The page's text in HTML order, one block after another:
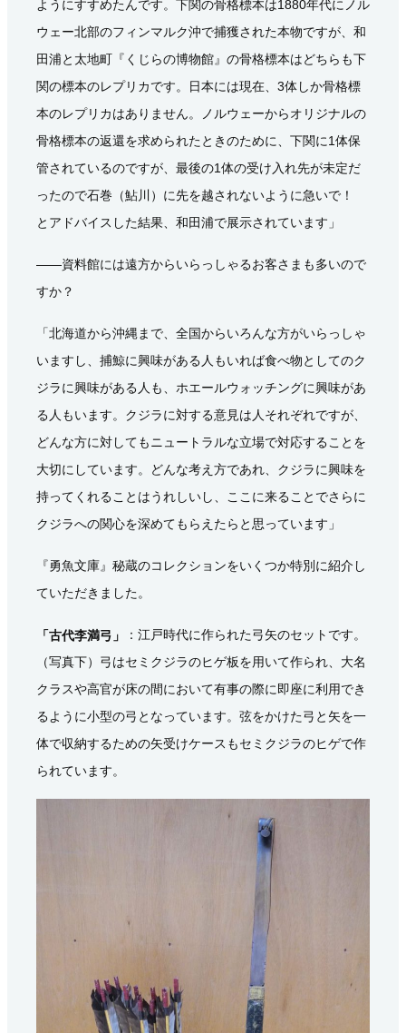
ようにすすめたんです。下関の骨格標本は1880年代にノル
ウェー北部のフィンマルク沖で捕獲された本物ですが、和
田浦と太地町『くじらの博物館』の骨格標本はどちらも下
関の標本のレプリカです。日本には現在、3体しか骨格標
本のレプリカはありません。ノルウェーからオリジナルの
骨格標本の返還を求められたときのために、下関に1体保
管されているのですが、最後の1体の受け入れ先が未定だ
ったので石巻（鮎川）に先を越されないように急いで！
とアドバイスした結果、和田浦で展示されています」
――資料館には遠方からいらっしゃるお客さまも多いので
すか？
「北海道から沖縄まで、全国からいろんな方がいらっしゃ
いますし、捕鯨に興味がある人もいれば食べ物としてのク
ジラに興味がある人も、ホエールウォッチングに興味があ
る人もいます。クジラに対する意見は人それぞれですが、
どんな方に対してもニュートラルな立場で対応することを
大切にしています。どんな考え方であれ、クジラに興味を
持ってくれることはうれしいし、ここに来ることでさらに
クジラへの関心を深めてもらえたらと思っています」
『勇魚文庫』秘蔵のコレクションをいくつか特別に紹介し
ていただきました。
「古代李満弓」
：江戸時代に作られた弓矢のセットです。
（写真下）弓はセミクジラのヒゲ板を用いて作られ、大名
クラスや高官が床の間において有事の際に即座に利用でき
るように小型の弓となっています。弦をかけた弓と矢を一
体で収納するための矢受けケースもセミクジラのヒゲで作
られています。